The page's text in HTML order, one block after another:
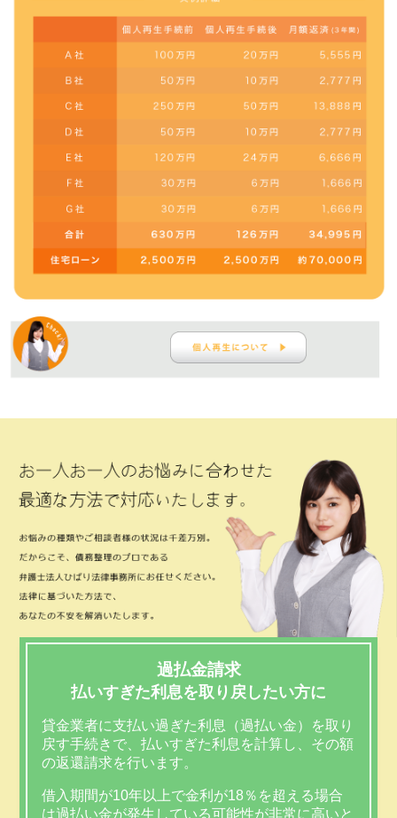
過払金請求
払いすぎた利息を取り戻したい方に
貸金業者に支払い過ぎた利息（過払い金）を取り
戻す手続きで、払いすぎた利息を計算し、その額
の返還請求を行います。
借入期間が10年以上で金利が18％を超える場合
は過払い金が発生している可能性が非常に高いと